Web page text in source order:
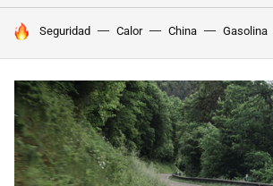
HOY SE HABLA DE
Seguridad Calor China Gasolina